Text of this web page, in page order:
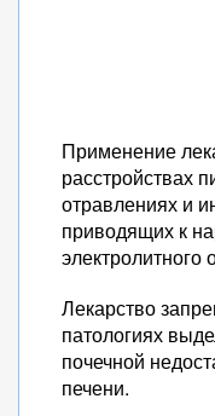
Применение
расстройствах
отравлениях и
приводящих к
электролитного
Лекарство
патологиях
почечной
печени.